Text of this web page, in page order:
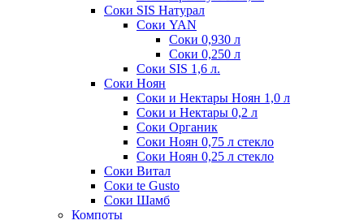
Соки SIS Натурал
Соки YAN
Соки 0,930 л
Соки 0,250 л
Соки SIS 1,6 л.
Соки Ноян
Соки и Нектары Ноян 1,0 л
Соки и Нектары 0,2 л
Соки Органик
Соки Ноян 0,75 л стекло
Соки Ноян 0,25 л стекло
Соки Витал
Соки te Gusto
Соки Шамб
Компоты